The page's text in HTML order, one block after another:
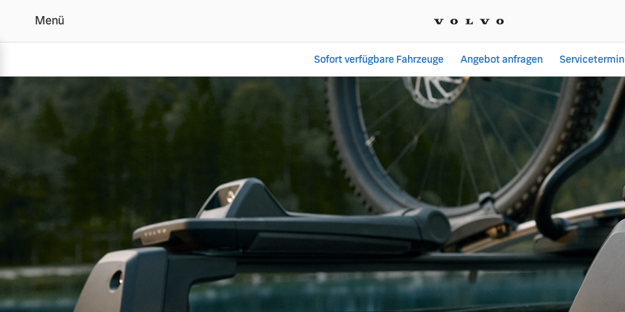
Original Volvo Zubehör | Automobile Pütter
Menü
Sofort verfügbare Fahrzeuge Angebot anfragen Servicetermin
6 Modelle
3 Modelle